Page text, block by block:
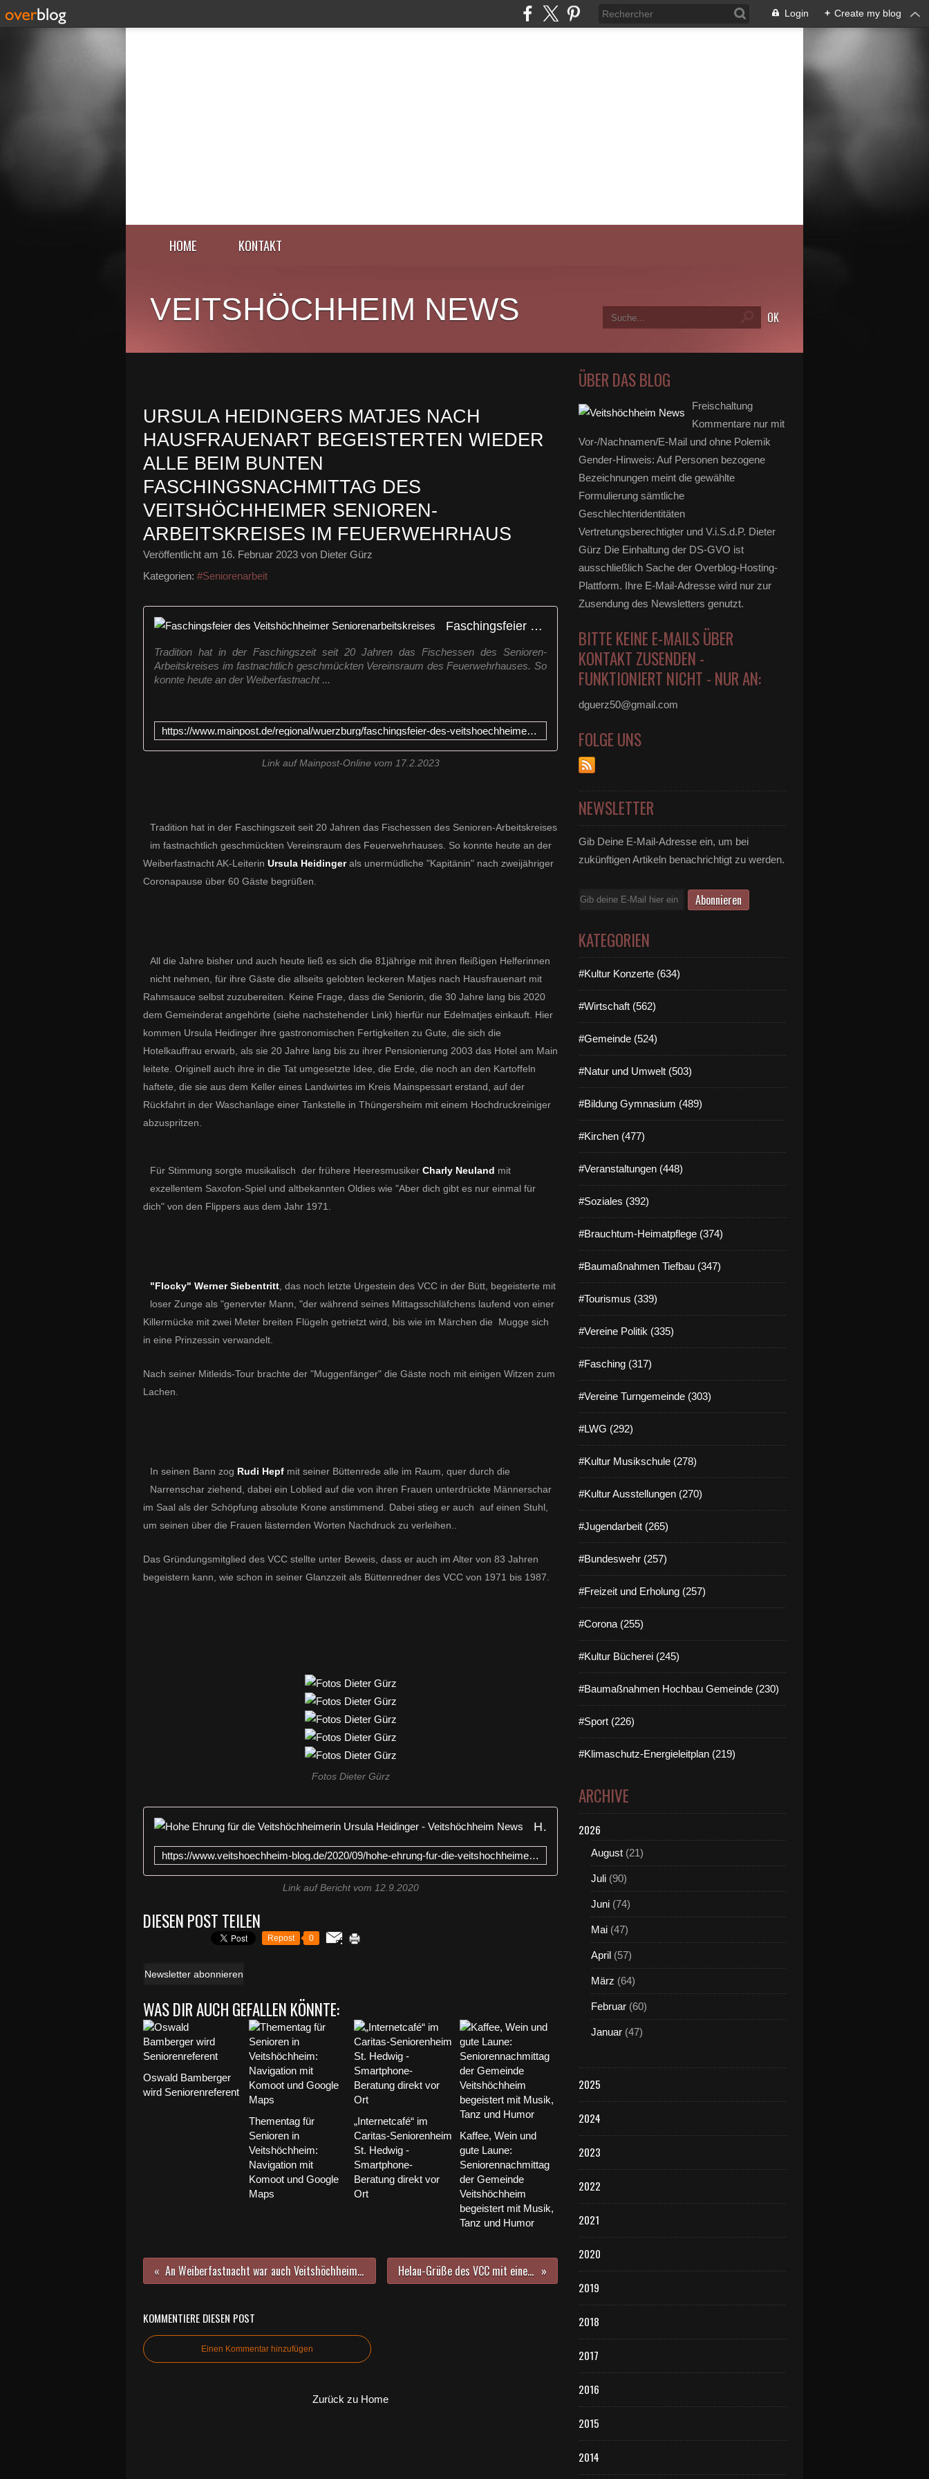
Login + Create my blog
HOME KONTAKT
VEITSHÖCHHEIM NEWS
URSULA HEIDINGERS MATJES NACH
HAUSFRAUENART BEGEISTERTEN WIEDER
ALLE BEIM BUNTEN
FASCHINGSNACHMITTAG DES
VEITSHÖCHHEIMER SENIOREN-
ARBEITSKREISES IM FEUERWEHRHAUS
Veröffentlicht am 16. Februar 2023 von Dieter Gürz
Kategorien: #Seniorenarbeit
Faschingsfeier des Veitshöchheimer Seniorenarbeitskreises
Tradition hat in der Faschingszeit seit 20 Jahren das Fischessen des Senioren-
Arbeitskreises im fastnachtlich geschmückten Vereinsraum des Feuerwehrhauses. So
konnte heute an der Weiberfastnacht ...
https://www.mainpost.de/regional/wuerzburg/faschingsfeier-des-veitshoechheimer-seniorenarbeitskreises-art-11046826
Link auf Mainpost-Online vom 17.2.2023
Tradition hat in der Faschingszeit seit 20 Jahren das Fischessen des Senioren-Arbeitskreises
im fastnachtlich geschmückten Vereinsraum des Feuerwehrhauses. So konnte heute an der
Weiberfastnacht AK-Leiterin Ursula Heidingerals unermüdliche "Kapitänin" nach zweijähriger
Coronapause über 60 Gäste begrüßen.
All die Jahre bisher und auch heute ließ es sich die 81jährige mit ihren fleißigen Helferinnen
nicht nehmen, für ihre Gäste die allseits gelobten leckeren Matjes nach Hausfrauenart mit
Rahmsauce selbst zuzubereiten. Keine Frage, dass die Seniorin, die 30 Jahre lang bis 2020
dem Gemeinderat angehörte (siehe nachstehender Link) hierfür nur Edelmatjes einkauft. Hier
kommen Ursula Heidinger ihre gastronomischen Fertigkeiten zu Gute, die sich die
Hotelkauffrau erwarb, als sie 20 Jahre lang bis zu ihrer Pensionierung 2003 das Hotel am Main
leitete. Originell auch ihre in die Tat umgesetzte Idee, die Erde, die noch an den Kartoffeln
haftete, die sie aus dem Keller eines Landwirtes im Kreis Mainspessart erstand, auf der
Rückfahrt in der Waschanlage einer Tankstelle in Thüngersheim mit einem Hochdruckreiniger
abzuspritzen.
Für Stimmung sorgte musikalisch der frühere Heeresmusiker Charly Neuland mit
exzellentem Saxofon-Spiel und altbekannten Oldies wie "Aber dich gibt es nur einmal für
dich" von den Flippers aus dem Jahr 1971.
"Flocky" Werner Siebentritt , das noch letzte Urgestein des VCC in der Bütt, begeisterte mit
loser Zunge als "genervter Mann, "der während seines Mittagsschläfchens laufend von einer
Killermücke mit zwei Meter breiten Flügeln getrietzt wird, bis wie im Märchen die Mugge sich
in eine Prinzessin verwandelt.
Nach seiner Mitleids-Tour brachte der "Muggenfänger" die Gäste noch mit einigen Witzen zum
Lachen.
In seinen Bann zog Rudi Hepf mit seiner Büttenrede alle im Raum, quer durch die
Narrenschar ziehend, dabei ein Loblied auf die von ihren Frauen unterdrückte Männerschar
im Saal als der Schöpfung absolute Krone anstimmend. Dabei stieg er auch auf einen Stuhl,
um seinen über die Frauen lästernden Worten Nachdruck zu verleihen..
Das Gründungsmitglied des VCC stellte unter Beweis, dass er auch im Alter von 83 Jahren
begeistern kann, wie schon in seiner Glanzzeit als Büttenredner des VCC von 1971 bis 1987.
Fotos Dieter Gürz
Hohe Ehrung für die Veitshöchheimerin Ursula Heidinger - Veitshöchheim News
https://www.veitshoechheim-blog.de/2020/09/hohe-ehrung-fur-die-veitshochheimerin-ursula-heidinger.html
Link auf Bericht vom 12.9.2020
DIESEN POST TEILEN
Repost 0
Newsletter abonnieren
WAS DIR AUCH GEFALLEN KÖNNTE:
Oswald Bamberger
wird Seniorenreferent
Thementag für
Senioren in
Veitshöchheim:
Navigation mit
Komoot und Google
Maps
„Internetcafé“ im
Caritas-Seniorenheim
St. Hedwig -
Smartphone-
Beratung direkt vor
Ort
Kaffee, Wein und
gute Laune:
Seniorennachmittag
der Gemeinde
Veitshöchheim
begeistert mit Musik,
Tanz und Humor
An Weiberfastnacht war auch Veitshöchheims Bürgermeister seine Krawatte los - Bilhildiskinder mit Krachmacherzug im Altort unterwegs Helau-Grüße des VCC mit einem Fläschchen Sekt und Mini-Saltletts für 85 Senioren in St. Hedwig
KOMMENTIERE DIESEN POST
Einen Kommentar hinzufügen
Zurück zu Home
ÜBER DAS BLOG
Freischaltung
Kommentare nur mit
Vor-/Nachnamen/E-Mail und ohne Polemik
Gender-Hinweis: Auf Personen bezogene
Bezeichnungen meint die gewählte
Formulierung sämtliche
Geschlechteridentitäten
Vertretungsberechtigter und V.i.S.d.P. Dieter
Gürz Die Einhaltung der DS-GVO ist
ausschließlich Sache der Overblog-Hosting-
Plattform. Ihre E-Mail-Adresse wird nur zur
Zusendung des Newsletters genutzt.
BITTE KEINE E-MAILS ÜBER
KONTAKT ZUSENDEN -
FUNKTIONIERT NICHT - NUR AN:
dguerz50@gmail.com
FOLGE UNS
NEWSLETTER
Gib Deine E-Mail-Adresse ein, um bei
zukünftigen Artikeln benachrichtigt zu werden.
E-
KATEGORIEN
#Kultur Konzerte (634)
#Wirtschaft (562)
#Gemeinde (524)
#Natur und Umwelt (503)
#Bildung Gymnasium (489)
#Kirchen (477)
#Veranstaltungen (448)
#Soziales (392)
#Brauchtum-Heimatpflege (374)
#Baumaßnahmen Tiefbau (347)
#Tourismus (339)
#Vereine Politik (335)
#Fasching (317)
#Vereine Turngemeinde (303)
#LWG (292)
#Kultur Musikschule (278)
#Kultur Ausstellungen (270)
#Jugendarbeit (265)
#Bundeswehr (257)
#Freizeit und Erholung (257)
#Corona (255)
#Kultur Bücherei (245)
#Baumaßnahmen Hochbau Gemeinde (230)
#Sport (226)
#Klimaschutz-Energieleitplan (219)
ARCHIVE
2026
August (21)
Juli (90)
Juni (74)
Mai (47)
April (57)
März (64)
Februar (60)
Januar (47)
2025
2024
2023
2022
2021
2020
2019
2018
2017
2016
2015
2014